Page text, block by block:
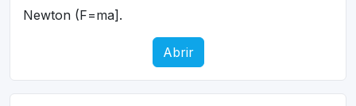
Newton (F=ma].
Abrir